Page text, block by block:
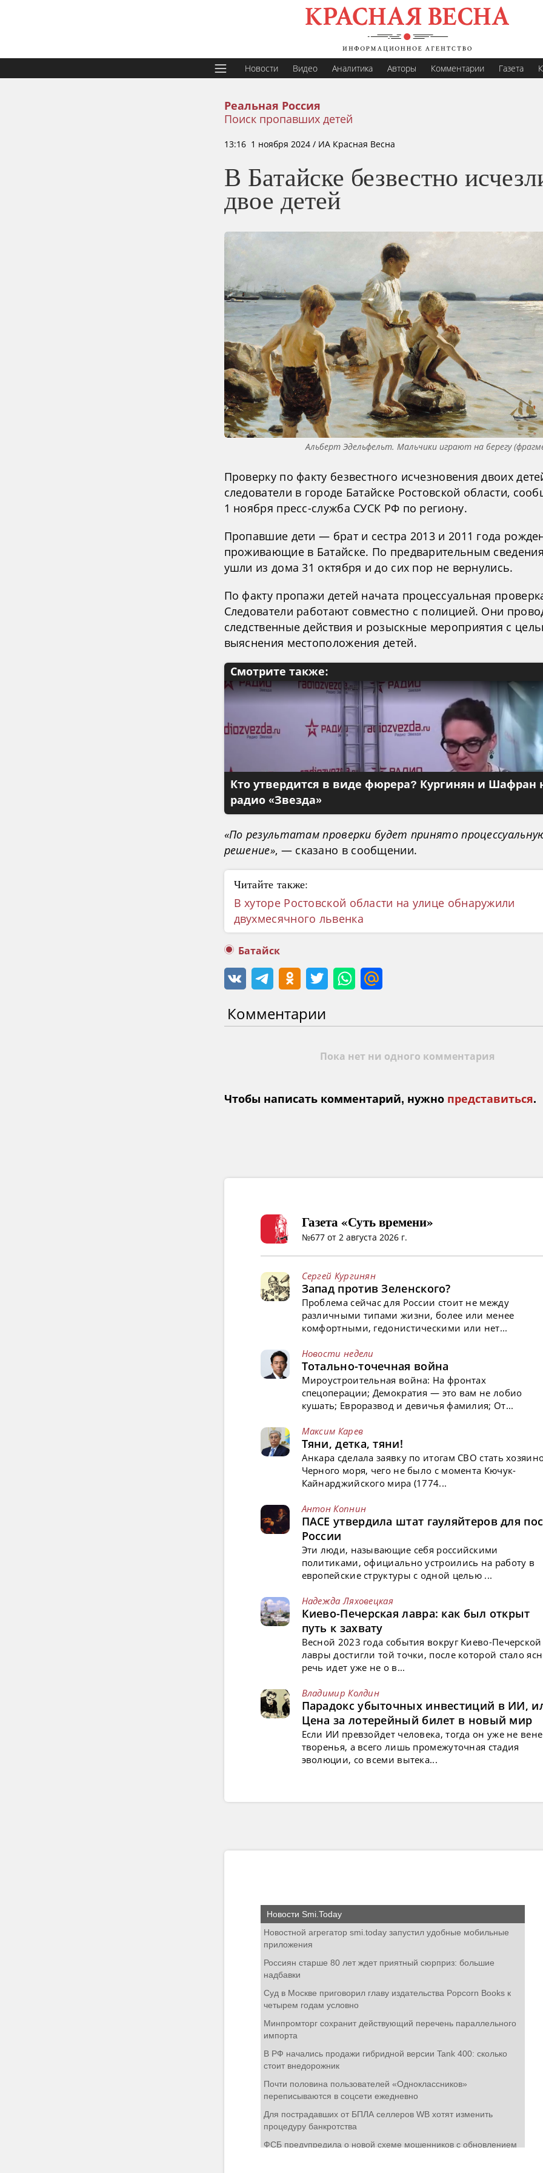
Новости Видео Аналитика Авторы Комментарии Газета
Реальная Россия
Поиск пропавших детей
13:16 1 ноября 2024 / ИА Красная Весна
В Батайске безвестно
двое детей
Альберт Эдельфельт. Мальчики играют на берегу
Проверку по факту безвестного исчезновения двоих
следователи в городе Батайске Ростовской области,
1 ноября пресс-служба СУСК РФ по региону.
Пропавшие дети — брат и сестра 2013 и 2011 года
проживающие в Батайске. По предварительным
ушли из дома 31 октября и до сих пор не вернулись.
По факту пропажи детей начата процессуальная
Следователи работают совместно с полицией. Они
следственные действия и розыскные мероприятия с
выяснения местоположения детей.
Смотрите также:
Кто утвердится в виде фюрера? Кургинян и Шафран
радио «Звезда»
«По результатам проверки будет принято
решение», — сказано в сообщении.
Читайте также:
В хуторе Ростовской области на улице обнаружили
двухмесячного львенка
Батайск
Комментарии
Пока нет ни одного комментария
Чтобы написать комментарий, нужно представиться.
Газета «Суть времени»
№677 от 2 августа 2026 г.
Сергей Кургинян
Запад против Зеленского?
Проблема сейчас для России стоит не между
различными типами жизни, более или менее
комфортными, гедонистическими или нет...
Новости недели
Тотально-точечная война
Мироустроительная война: На фронтах
спецоперации; Демократия — это вам не лобио
кушать; Евроразвод и девичья фамилия; От...
Максим Карев
Тяни, детка, тяни!
Анкара сделала заявку по итогам СВО стать
Черного моря, чего не было с момента Кючук-
Кайнарджийского мира (1774...
Антон Копнин
ПАСЕ утвердила штат гауляйтеров для
России
Эти люди, называющие себя российскими
политиками, официально устроились на работу в
европейские структуры с одной целью ...
Надежда Ляховецкая
Киево-Печерская лавра: как был открыт
путь к захвату
Весной 2023 года события вокруг Киево-Печерской
лавры достигли той точки, после которой стало
речь идет уже не о в...
Владимир Колдин
Парадокс убыточных инвестиций в ИИ,
Цена за лотерейный билет в новый мир
Если ИИ превзойдет человека, тогда он уже не
творенья, а всего лишь промежуточная стадия
эволюции, со всеми вытека...